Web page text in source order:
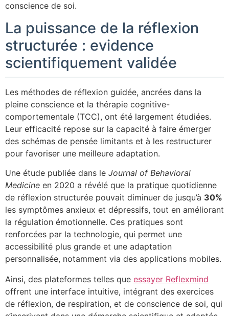
conscience de soi.
La puissance de la réflexion
structurée : evidence
scientifiquement validée
Les méthodes de réflexion guidée, ancrées dans la
pleine conscience et la thérapie cognitive-
comportementale (TCC), ont été largement étudiées.
Leur efficacité repose sur la capacité à faire émerger
des schémas de pensée limitants et à les restructurer
pour favoriser une meilleure adaptation.
Une étude publiée dans le Journal of Behavioral
Medicine en 2020 a révélé que la pratique quotidienne
de réflexion structurée pouvait diminuer de jusqu’à 30%
les symptômes anxieux et dépressifs, tout en améliorant
la régulation émotionnelle. Ces pratiques sont
renforcées par la technologie, qui permet une
accessibilité plus grande et une adaptation
personnalisée, notamment via des applications mobiles.
Ainsi, des plateformes telles que essayer Reflexmind
offrent une interface intuitive, intégrant des exercices
de réflexion, de respiration, et de conscience de soi, qui